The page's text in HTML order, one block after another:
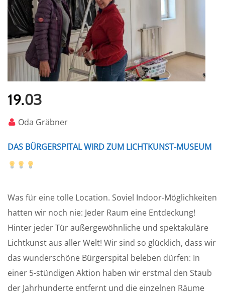
19.03
Oda Gräbner
DAS BÜRGERSPITAL WIRD ZUM LICHTKUNST-MUSEUM
Was für eine tolle Location. Soviel Indoor-Möglichkeiten
hatten wir noch nie: Jeder Raum eine Entdeckung!
Hinter jeder Tür außergewöhnliche und spektakuläre
Lichtkunst aus aller Welt! Wir sind so glücklich, dass wir
das wunderschöne Bürgerspital beleben dürfen: In
einer 5-stündigen Aktion haben wir erstmal den Staub
der Jahrhunderte entfernt und die einzelnen Räume